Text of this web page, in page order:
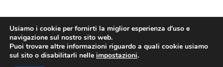
Usiamo i cookie per fornirti la miglior esperienza d'uso e
navigazione sul nostro sito web.
Puoi trovare altre informazioni riguardo a quali cookie usiamo
sul sito o disabilitarli nelle impostazioni.